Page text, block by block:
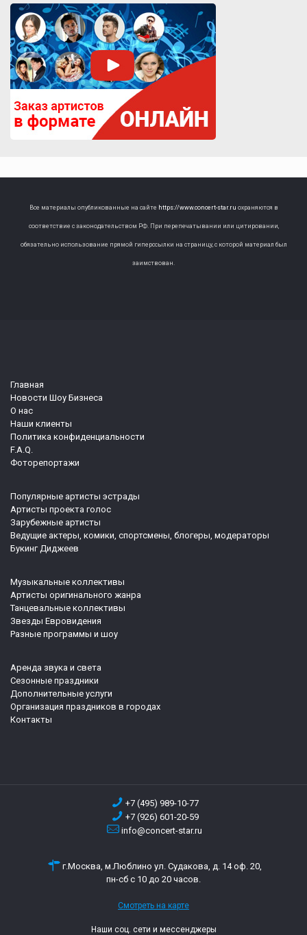
Все материалы опубликованные на сайте https://www.concert-star.ru охраняются в
соответствие с законодательством РФ. При перепечатывании или цитировании,
обязательно использование прямой гиперссылки на страницу, с которой материал был
заимствован.
Главная
Новости Шоу Бизнеса
О нас
Наши клиенты
Политика конфиденциальности
F.A.Q.
Фоторепортажи
Популярные артисты эстрады
Артисты проекта голос
Зарубежные артисты
Ведущие актеры, комики, спортсмены, блогеры, модераторы
Букинг Диджеев
Музыкальные коллективы
Артисты оригинального жанра
Танцевальные коллективы
Звезды Евровидения
Разные программы и шоу
Аренда звука и света
Сезонные праздники
Дополнительные услуги
Организация праздников в городах
Контакты
+7 (495) 989-10-77
+7 (926) 601-20-59
info@concert-star.ru
г.Москва, м.Люблино ул. Судакова, д. 14 оф. 20,
пн-сб с 10 до 20 часов.
Смотреть на карте
Наши соц. сети и мессенджеры